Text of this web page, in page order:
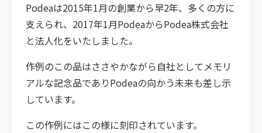
Podeaは2015年1月の創業から早2年、多くの方に
支えられ、2017年1月PodeaからPodea株式会社
と法人化をいたしました。
作例のこの品はささやかながら自社としてメモリ
アルな記念品でありPodeaの向かう未来も差し示
しています。
この作例にはこの様に刻印されています。